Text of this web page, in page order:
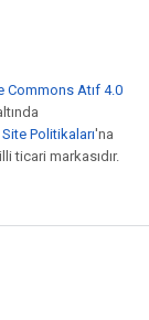
Commons Atıf 4.0
Politikaları'na
ticari markasıdır.